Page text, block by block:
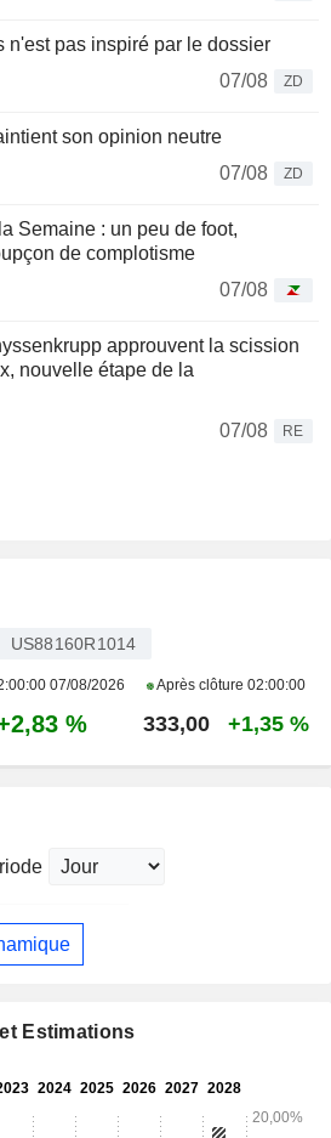
n'est pas inspiré par le dossier
07/08
ZD
son opinion neutre
07/08
ZD
Semaine : un peu de foot,
de complotisme
07/08
approuvent la scission
nouvelle étape de la
07/08
RE
US88160R1014
07/08/2026 Après clôture 02:00:00
% 333,00 +1,35 %
Estimations